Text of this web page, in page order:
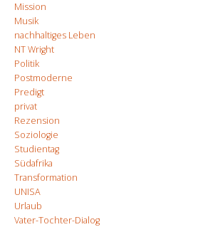
Mission
Musik
nachhaltiges Leben
NT Wright
Politik
Postmoderne
Predigt
privat
Rezension
Soziologie
Studientag
Südafrika
Transformation
UNISA
Urlaub
Vater-Tochter-Dialog